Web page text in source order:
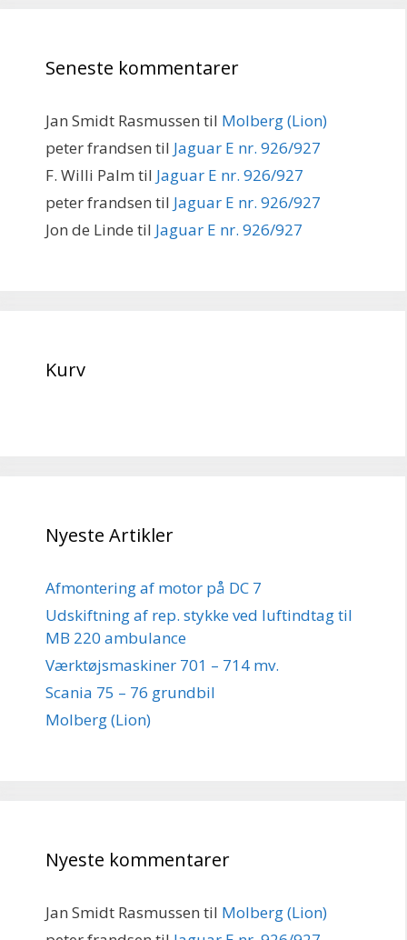
Seneste kommentarer
Jan Smidt Rasmussen til Molberg (Lion)
peter frandsen til Jaguar E nr. 926/927
F. Willi Palm til Jaguar E nr. 926/927
peter frandsen til Jaguar E nr. 926/927
Jon de Linde til Jaguar E nr. 926/927
Kurv
Nyeste Artikler
Afmontering af motor på DC 7
Udskiftning af rep. stykke ved luftindtag til
MB 220 ambulance
Værktøjsmaskiner 701 – 714 mv.
Scania 75 – 76 grundbil
Molberg (Lion)
Nyeste kommentarer
Jan Smidt Rasmussen til Molberg (Lion)